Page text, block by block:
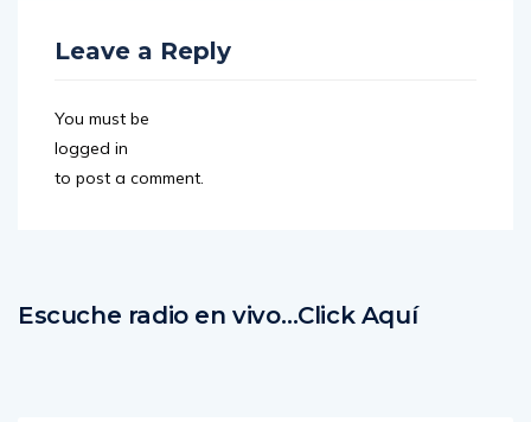
Leave a Reply
You must be
logged in
to post a comment.
Escuche radio en vivo…Click Aquí